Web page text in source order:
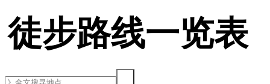
徒步路线一览表